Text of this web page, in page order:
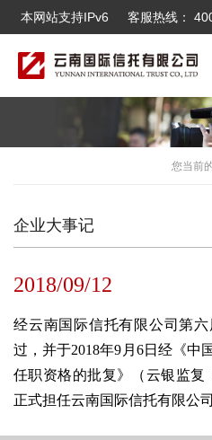
客服热线：
本网站支持IPv6
您当前
企业大事记
2018/09/12
经云南国际信托有限公司第
过，并于2018年9月6日经《中
任职资格的批复》（云银监复
正式担任云南国际信托有限公司